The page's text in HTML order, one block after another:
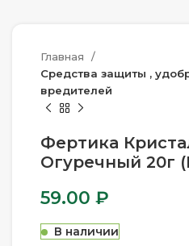
Главная
Средства защиты ,
вредителей
Фертика
Огуречный 20г
59.00 ₽
В наличии